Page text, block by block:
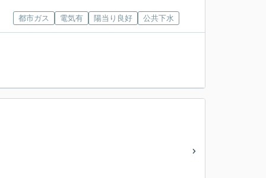
都市ガス 電気有 陽当り良好 公共下水